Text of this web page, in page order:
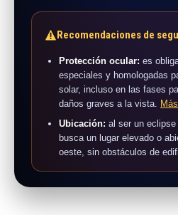
Recomendaciones de
Protección ocular: es
especiales y homologadas
solar, incluso en las fases
daños graves a la vista.
Ubicación: al ser un
busca un lugar elevado o
oeste, sin obstáculos de